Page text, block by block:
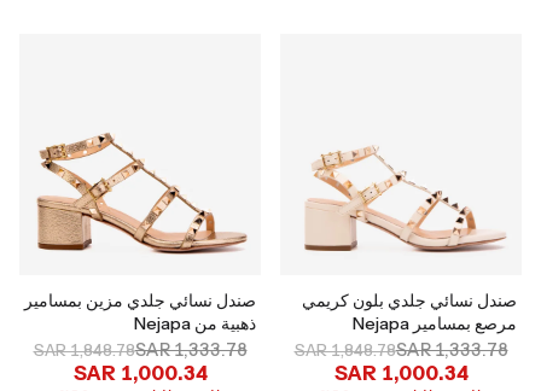
صندل نسائي جلدي بلون كريمي
مرصع بمسامير Nejapa
SAR 1,333.78
SAR 1,848.78
SAR 1,000.34
صندل نسائي جلدي مزين بمسامير
ذهبية من Nejapa
SAR 1,333.78
SAR 1,848.78
SAR 1,000.34